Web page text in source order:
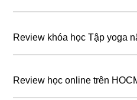
Review khóa học Tập yoga
Review học online trên